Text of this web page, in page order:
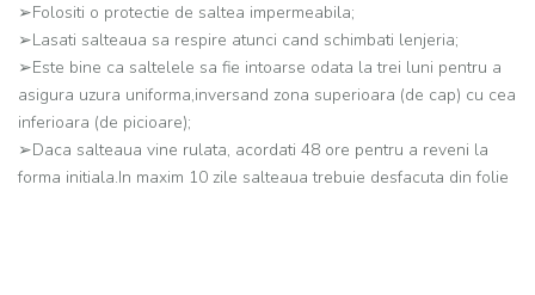
➢Folositi o protectie de saltea impermeabila;
➢Lasati salteaua sa respire atunci cand schimbati lenjeria;
➢Este bine ca saltelele sa fie intoarse odata la trei luni pentru a
asigura uzura uniforma,inversand zona superioara (de cap) cu cea
inferioara (de picioare);
➢Daca salteaua vine rulata, acordati 48 ore pentru a reveni la
forma initiala.In maxim 10 zile salteaua trebuie desfacuta din folie